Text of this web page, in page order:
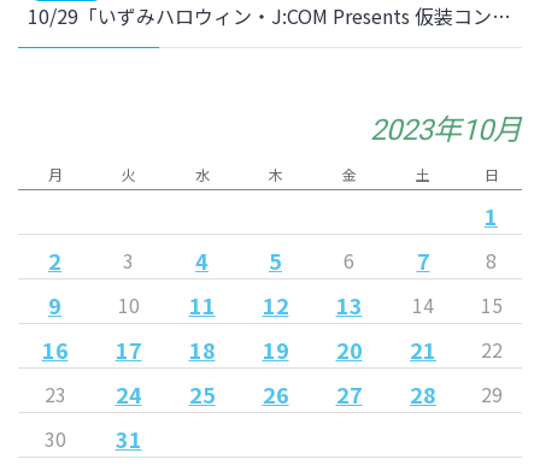
10/29「いずみハロウィン・J:COM Presents 仮装コンテスト」 選手・マイビィ参加のお知らせ
2023年10月
月 火 水 木 金 土 日
1
2
3 4 5 6 7 8
9 10 11 12 13 14 15
16 17 18 19 20 21
22
23
24 25 26 27 28
29
30
31